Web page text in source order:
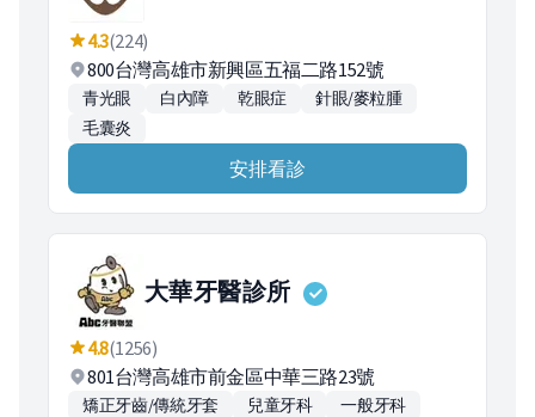
4.3(224)
800台灣高雄市新興區五福二路152號
青光眼 白內障 乾眼症
針眼/麥粒腫
毛囊炎
安排看診
大華牙醫診所
4.8(1256)
801台灣高雄市前金區中華三路23號
矯正牙齒/傳統牙套 兒童牙科
一般牙科